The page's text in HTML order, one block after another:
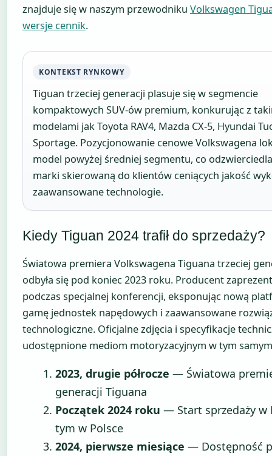
znajduje się w naszym przewodniku Volkswagen
wersje cennik.
KONTEKST RYNKOWY
Tiguan trzeciej generacji plasuje się w segmencie
kompaktowych SUV-ów premium, konkurując z
modelami jak Toyota RAV4, Mazda CX-5, Hyundai
Sportage. Pozycjonowanie cenowe Volkswagena
model powyżej średniej segmentu, co
marki skierowaną do klientów ceniących jakość
zaawansowane technologie.
Kiedy Tiguan 2024 trafił do sprzedaży?
Światowa premiera Volkswagena Tiguana trzeciej
odbyła się pod koniec 2023 roku. Producent
podczas specjalnej konferencji, eksponując nową
gamę jednostek napędowych i zaawansowane
technologiczne. Oficjalne zdjęcia i specyfikacje
udostępnione mediom motoryzacyjnym w tym
2023, drugie półrocze — Światowa
generacji Tiguana
Początek 2024 roku — Start sprzedaży w
tym w Polsce
2024, pierwsze miesiące — Dostępność